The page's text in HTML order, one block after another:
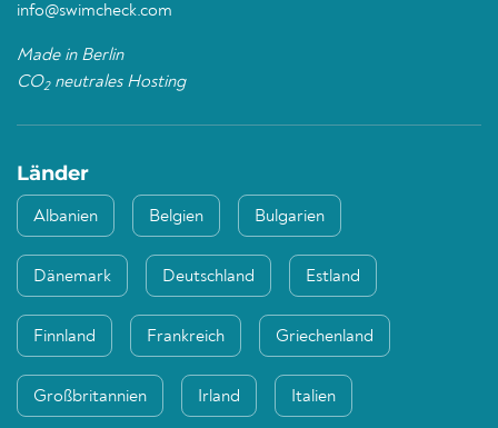
info@swimcheck.com
Made in Berlin
CO2neutrales Hosting
Länder
Albanien Belgien Bulgarien
Dänemark Deutschland Estland
Finnland Frankreich Griechenland
Großbritannien Irland Italien